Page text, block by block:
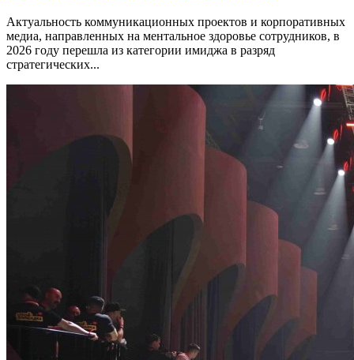
Актуальность коммуникационных проектов и корпоративных
медиа, направленных на ментальное здоровье сотрудников, в
2026 году перешла из категории имиджа в разряд
стратегических...